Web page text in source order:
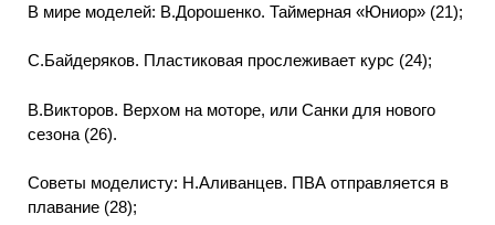
В мире моделей: В.Дорошенко. Таймерная «Юниор» (21);
С.Байдеряков. Пластиковая прослеживает курс (24);
В.Викторов. Верхом на моторе, или Санки для нового
сезона (26).
Советы моделисту: Н.Аливанцев. ПВА отправляется в
плавание (28);